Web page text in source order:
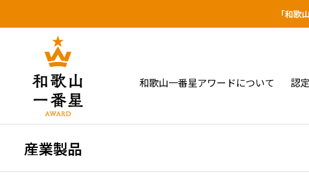
「和歌
和歌山一番星アワードについて 認
産業製品